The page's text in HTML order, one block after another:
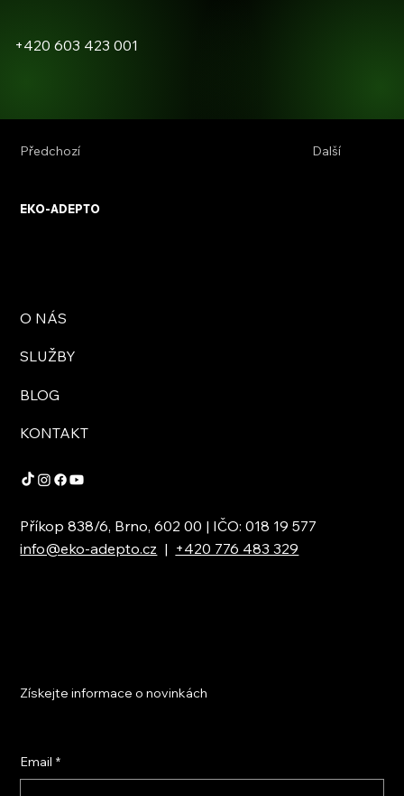
Další
Předchozí
+420 603 423 001
EKO-ADEPTO
O NÁS
SLUŽBY
BLOG
KONTAKT
Příkop 838/6, Brno, 602 00 | IČO: 018 19 577
info@eko-adepto.cz | +420 776 483 329
Získejte informace o novinkách
Email *